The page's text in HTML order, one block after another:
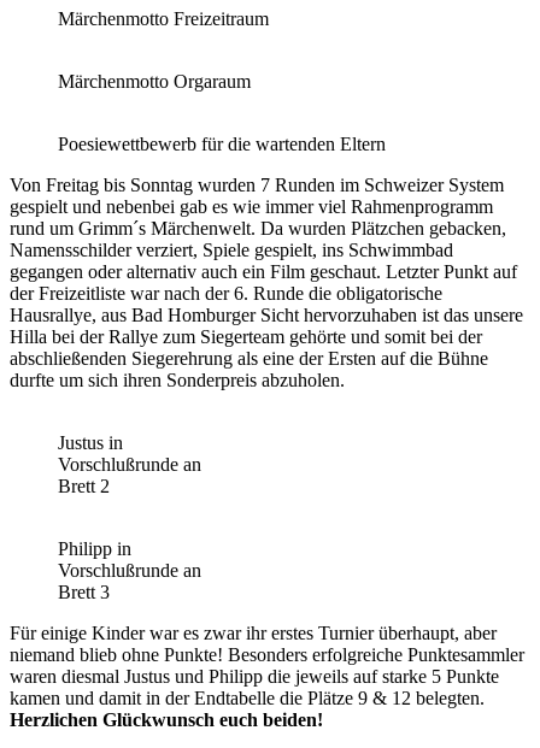
Märchenmotto Freizeitraum
Märchenmotto Orgaraum
Poesiewettbewerb für die wartenden Eltern
Von Freitag bis Sonntag wurden 7 Runden im Schweizer System
gespielt und nebenbei gab es wie immer viel Rahmenprogramm
rund um Grimm´s Märchenwelt. Da wurden Plätzchen gebacken,
Namensschilder verziert, Spiele gespielt, ins Schwimmbad
gegangen oder alternativ auch ein Film geschaut. Letzter Punkt auf
der Freizeitliste war nach der 6. Runde die obligatorische
Hausrallye, aus Bad Homburger Sicht hervorzuhaben ist das unsere
Hilla bei der Rallye zum Siegerteam gehörte und somit bei der
abschließenden Siegerehrung als eine der Ersten auf die Bühne
durfte um sich ihren Sonderpreis abzuholen.
Justus in
Vorschlußrunde an
Brett 2
Philipp in
Vorschlußrunde an
Brett 3
Für einige Kinder war es zwar ihr erstes Turnier überhaupt, aber
niemand blieb ohne Punkte! Besonders erfolgreiche Punktesammler
waren diesmal Justus und Philipp die jeweils auf starke 5 Punkte
kamen und damit in der Endtabelle die Plätze 9 & 12 belegten.
Herzlichen Glückwunsch euch beiden!